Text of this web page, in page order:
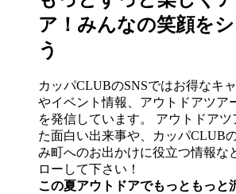
ア！みんなの笑顔を
う
カッパCLUBのSNSではお得なキ
やイベント情報、アウトドアツア
を発信しています。 アウトドアツ
た面白い出来事や、カッパCLUB
み町へのお出かけに役立つ情報な
ローして下さい！
この夏アウトドアでもっともっと